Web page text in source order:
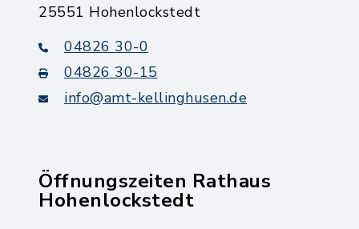
25551 Hohenlockstedt
04826 30-0
04826 30-15
info@amt-kellinghusen.de
Öffnungszeiten Rathaus
Hohenlockstedt